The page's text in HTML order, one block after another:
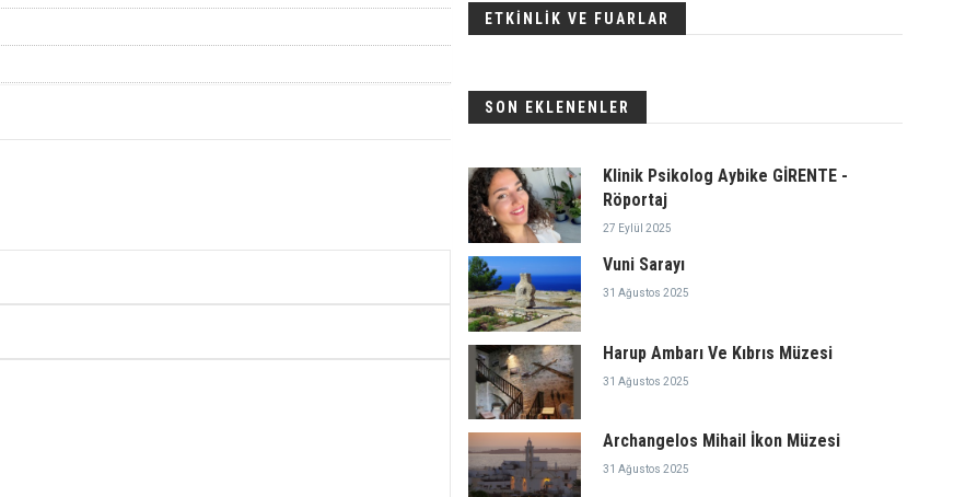
ETKİNLİK VE FUARLAR
SON EKLENENLER
Klinik Psikolog Aybike GİRENTE -
Röportaj
27 Eylül 2025
Vuni Sarayı
31 Ağustos 2025
Harup Ambarı Ve Kıbrıs Müzesi
31 Ağustos 2025
Archangelos Mihail İkon Müzesi
31 Ağustos 2025